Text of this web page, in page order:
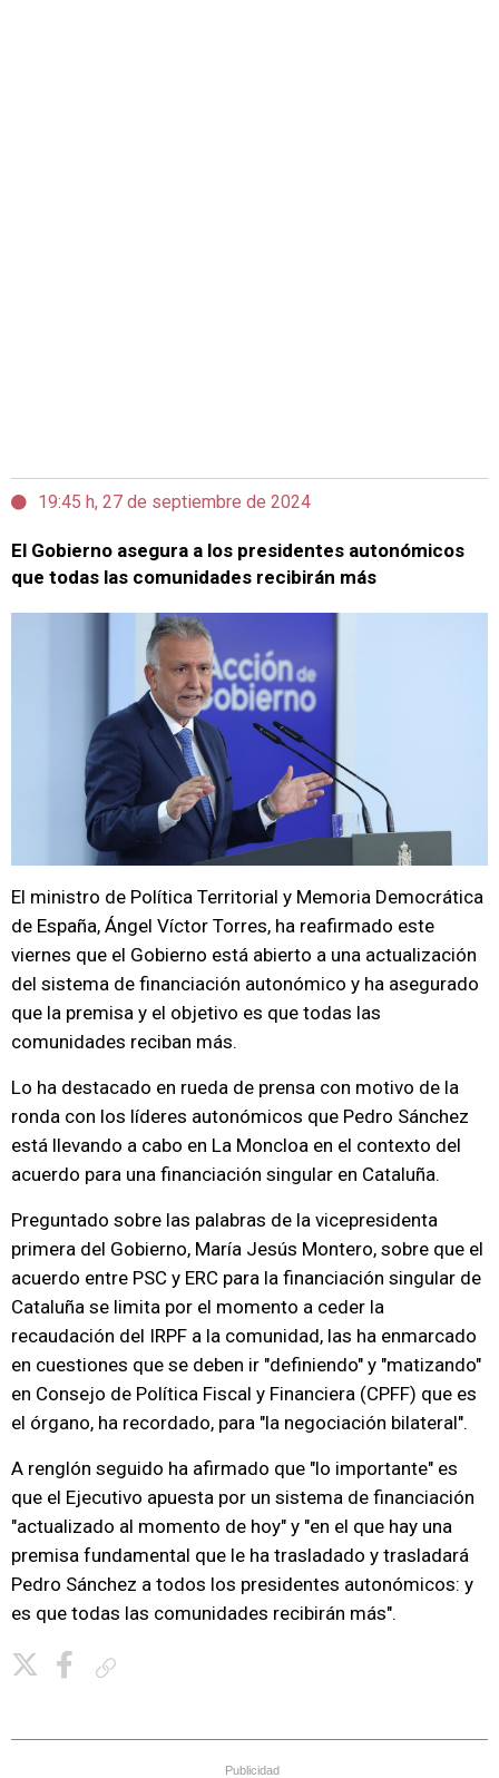
19:45 h, 27 de septiembre de 2024
El Gobierno asegura a los presidentes autonómicos
que todas las comunidades recibirán más
El ministro de Política Territorial y Memoria Democrática
de España, Ángel Víctor Torres, ha reafirmado este
viernes que el Gobierno está abierto a una actualización
del sistema de financiación autonómico y ha asegurado
que la premisa y el objetivo es que todas las
comunidades reciban más.
Lo ha destacado en rueda de prensa con motivo de la
ronda con los líderes autonómicos que Pedro Sánchez
está llevando a cabo en La Moncloa en el contexto del
acuerdo para una financiación singular en Cataluña.
Preguntado sobre las palabras de la vicepresidenta
primera del Gobierno, María Jesús Montero, sobre que el
acuerdo entre PSC y ERC para la financiación singular de
Cataluña se limita por el momento a ceder la
recaudación del IRPF a la comunidad, las ha enmarcado
en cuestiones que se deben ir "definiendo" y "matizando"
en Consejo de Política Fiscal y Financiera (CPFF) que es
el órgano, ha recordado, para "la negociación bilateral".
A renglón seguido ha afirmado que "lo importante" es
que el Ejecutivo apuesta por un sistema de financiación
"actualizado al momento de hoy" y "en el que hay una
premisa fundamental que le ha trasladado y trasladará
Pedro Sánchez a todos los presidentes autonómicos: y
es que todas las comunidades recibirán más".
Publicidad